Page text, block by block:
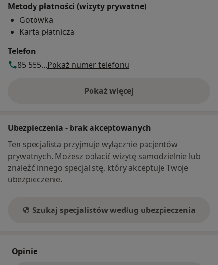
Metody płatności (wizyty prywatne)
Gotówka
Karta płatnicza
Telefon
85 555...Pokaż numer telefonu
Pokaż więcej
o adresie
Ubezpieczenia - brak akceptowanych
Ten specjalista przyjmuje wyłącznie pacjentów
prywatnych. Możesz opłacić wizytę samodzielnie lub
znaleźć innego specjalistę, który akceptuje Twoje
ubezpieczenie.
Szukaj specjalistów według ubezpieczenia
Opinie